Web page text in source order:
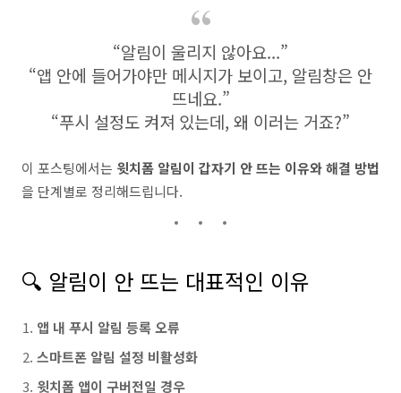
“알림이 울리지 않아요...”
“앱 안에 들어가야만 메시지가 보이고, 알림창은 안
뜨네요.”
“푸시 설정도 켜져 있는데, 왜 이러는 거죠?”
이 포스팅에서는 윗치폼 알림이 갑자기 안 뜨는 이유와 해결 방법
을 단계별로 정리해드립니다.
🔍 알림이 안 뜨는 대표적인 이유
앱 내 푸시 알림 등록 오류
스마트폰 알림 설정 비활성화
윗치폼 앱이 구버전일 경우